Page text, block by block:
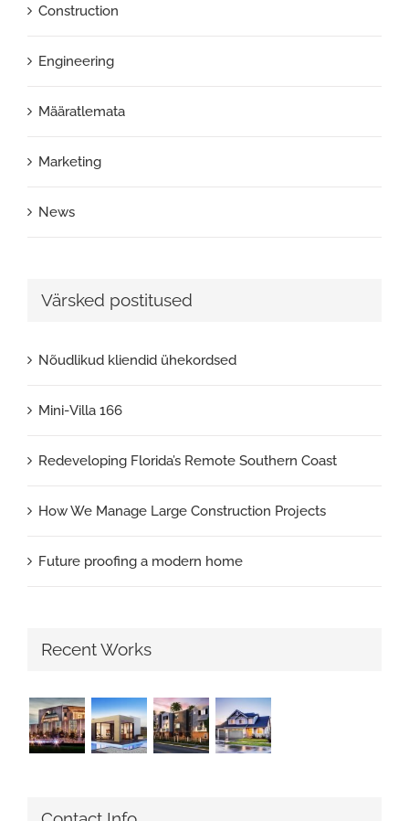
Construction
Engineering
Määratlemata
Marketing
News
Värsked postitused
Nõudlikud kliendid ühekordsed
Mini-Villa 166
Redeveloping Florida’s Remote Southern Coast
How We Manage Large Construction Projects
Future proofing a modern home
Recent Works